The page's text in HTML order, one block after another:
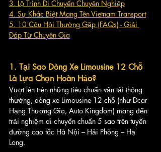
3. Lộ Trình Di Chuyển Chuyên Nghiệp
4. Sự Khác Biệt Mang Tên Vietnam Transport
5. 10 Câu Hỏi Thường Gặp (FAQs) - Giải
Đáp Từ Chuyên Gia
1. Tại Sao Dòng Xe Limousine 12 Chỗ
Là Lựa Chọn Hoàn Hảo?
Vượt lên trên những tiêu chuẩn vận tải thông
thường, dòng xe Limousine 12 chỗ (như Dcar
Hạng Thương Gia, Auto Kingdom) mang đến
trải nghiệm di chuyển chuẩn 5 sao trên tuyến
đường cao tốc Hà Nội – Hải Phòng – Hạ
Long.